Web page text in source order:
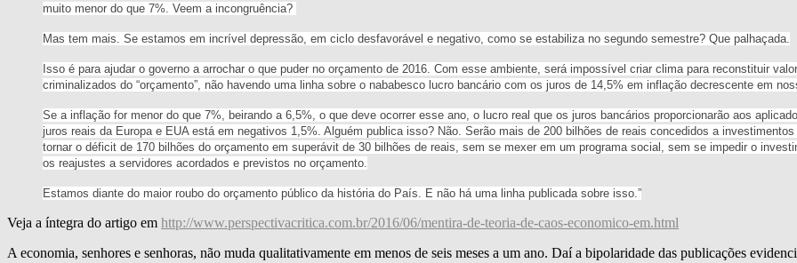
muito menor do que 7%. Veem a incongruência?
Mas tem mais. Se estamos em incrível depressão, em ciclo desfavorável e negativo, como se estabiliza no segundo semestre? Que palhaçada.
Isso é para ajudar o governo a arrochar o que puder no orçamento de 2016. Com esse ambiente, será impossível criar clima para reconstituir
criminalizados do “orçamento”, não havendo uma linha sobre o nababesco lucro bancário com os juros de 14,5% em inflação decrescente em
Se a inflação for menor do que 7%, beirando a 6,5%, o que deve ocorrer esse ano, o lucro real que os juros bancários proporcionarão aos
juros reais da Europa e EUA está em negativos 1,5%. Alguém publica isso? Não. Serão mais de 200 bilhões de reais concedidos a
tornar o déficit de 170 bilhões do orçamento em superávit de 30 bilhões de reais, sem se mexer em um programa social, sem se impedir o
os reajustes a servidores acordados e previstos no orçamento.
Estamos diante do maior roubo do orçamento público da história do País. E não há uma linha publicada sobre isso.”
Veja a íntegra do artigo em http://www.perspectivacritica.com.br/2016/06/mentira-de-teoria-de-caos-economico-em.html
A economia, senhores e senhoras, não muda qualitativamente em menos de seis meses a um ano. Daí a bipolaridade das publicações